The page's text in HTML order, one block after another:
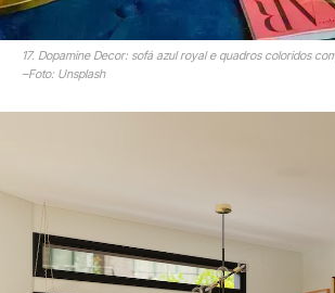
17. Dopamine Decor: sofá azul royal e quadros coloridos
–Foto: Unsplash